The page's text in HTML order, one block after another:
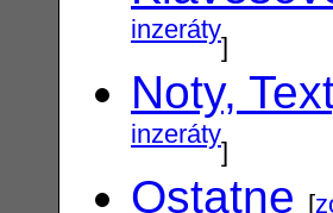
inzeráty]
Noty,
inzeráty]
Ostatne [